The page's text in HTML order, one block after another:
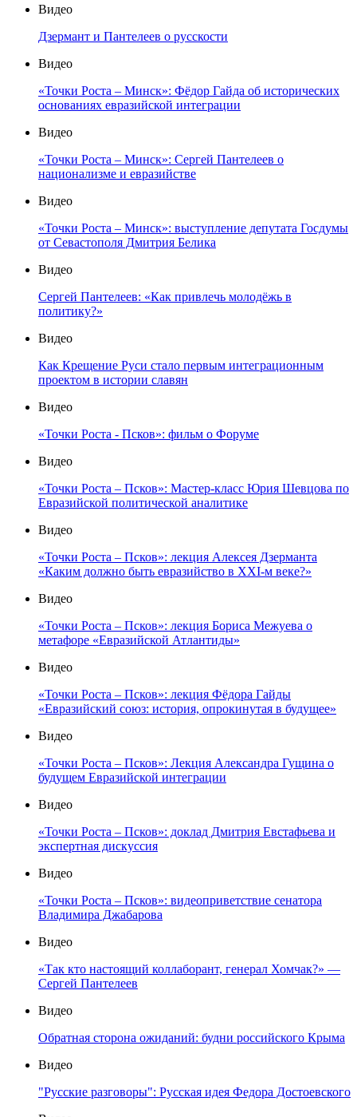
Видео
Дзермант и Пантелеев о русскости
Видео
«Точки Роста – Минск»: Фёдор Гайда об исторических
основаниях евразийской интеграции
Видео
«Точки Роста – Минск»: Сергей Пантелеев о
национализме и евразийстве
Видео
«Точки Роста – Минск»: выступление депутата Госдумы
от Севастополя Дмитрия Белика
Видео
Сергей Пантелеев: «Как привлечь молодёжь в
политику?»
Видео
Как Крещение Руси стало первым интеграционным
проектом в истории славян
Видео
«Точки Роста - Псков»: фильм о Форуме
Видео
«Точки Роста – Псков»: Мастер-класс Юрия Шевцова по
Евразийской политической аналитике
Видео
«Точки Роста – Псков»: лекция Алексея Дзерманта
«Каким должно быть евразийство в XXI-м веке?»
Видео
«Точки Роста – Псков»: лекция Бориса Межуева о
метафоре «Евразийской Атлантиды»
Видео
«Точки Роста – Псков»: лекция Фёдора Гайды
«Евразийский союз: история, опрокинутая в будущее»
Видео
«Точки Роста – Псков»: Лекция Александра Гущина о
будущем Евразийской интеграции
Видео
«Точки Роста – Псков»: доклад Дмитрия Евстафьева и
экспертная дискуссия
Видео
«Точки Роста – Псков»: видеоприветствие сенатора
Владимира Джабарова
Видео
«Так кто настоящий коллаборант, генерал Хомчак?» —
Сергей Пантелеев
Видео
Обратная сторона ожиданий: будни российского Крыма
Видео
"Русские разговоры": Русская идея Федора Достоевского